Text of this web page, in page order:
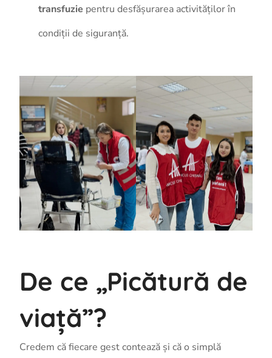
transfuzie pentru desfășurarea activităților în
condiții de siguranță.
De ce „Picătură de
viață”?
Credem că fiecare gest contează și că o simplă